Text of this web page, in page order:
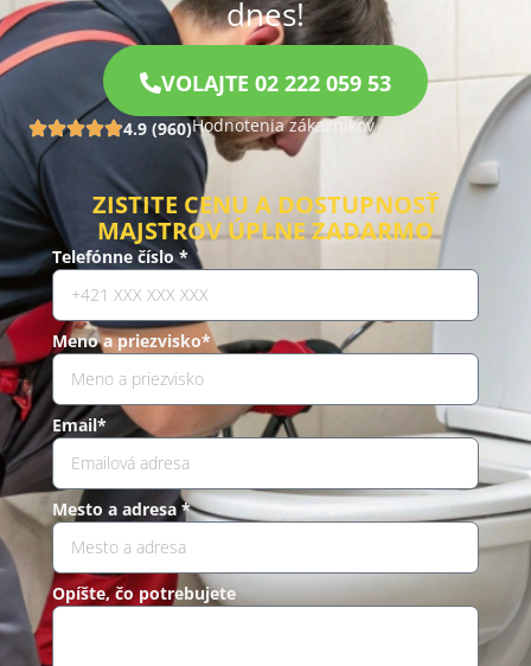
dnes!
VOLAJTE 02 222 059 53
4.9 (960)Hodnotenia zákazníkov
ZISTITE CENU A DOSTUPNOSŤ
MAJSTROV ÚPLNE ZADARMO
Telefónne číslo *
Meno a priezvisko*
Email*
Mesto a adresa *
Opíšte, čo potrebujete